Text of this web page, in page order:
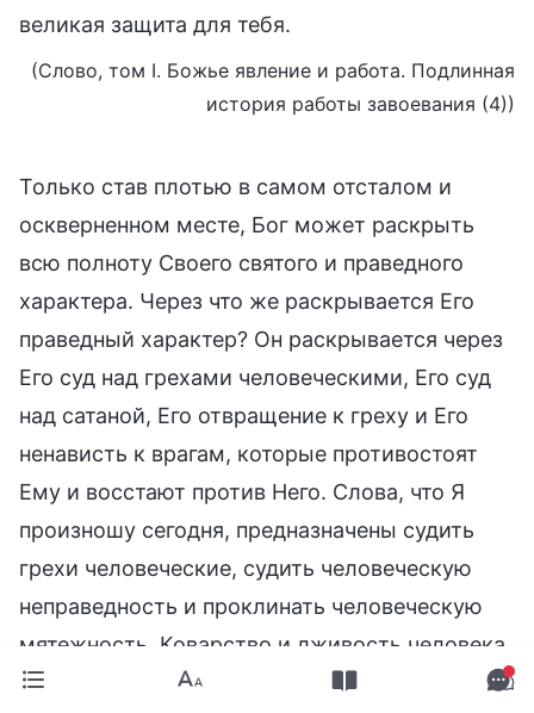
великая защита для тебя.
(Слово, том I. Божье явление и работа. Подлинная
история работы завоевания (4))
Только став плотью в самом отсталом и
оскверненном месте, Бог может раскрыть
всю полноту Своего святого и праведного
характера. Через что же раскрывается Его
праведный характер? Он раскрывается через
Его суд над грехами человеческими, Его суд
над сатаной, Его отвращение к греху и Его
ненависть к врагам, которые противостоят
Ему и восстают против Него. Слова, что Я
произношу сегодня, предназначены судить
грехи человеческие, судить человеческую
неправедность и проклинать человеческую
мятежность. Коварство и лживость человека,
его слова и дела — все, что не соответствует